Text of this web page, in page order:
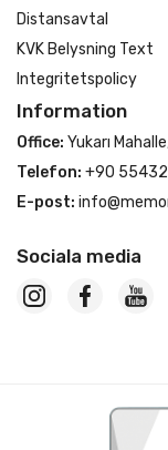
Distansavtal
KVK Belysning Text
Integritetspolicy
Information
Office: Yukarı
Telefon: +90
E-post:
Sociala media